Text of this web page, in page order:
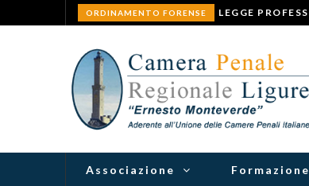
ORDINAMENTO FORENSE
Associazione Formazione